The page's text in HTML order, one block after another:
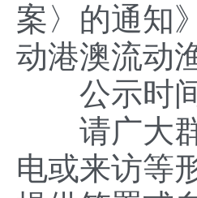
案〉的通知
动港澳流动
公示时间
请广大群
电或来访等